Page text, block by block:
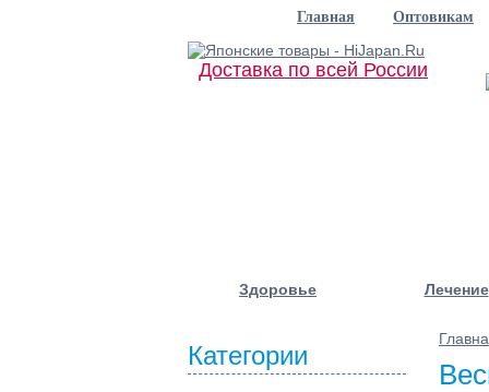
Главная Оптовикам
Доставка по всей России
Здоровье Лечение
Категории